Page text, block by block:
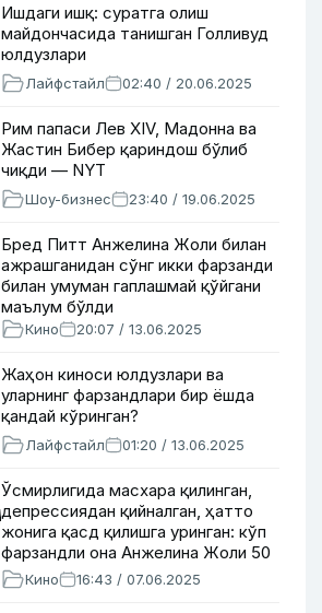
Ишдаги ишқ: суратга олиш
майдончасида танишган Голливуд
юлдузлари
Лайфстайл 02:40 / 20.06.2025
Рим папаси Лев XIV, Мадонна ва
Жастин Бибер қариндош бўлиб
чиқди — NYT
Шоу-бизнес 23:40 / 19.06.2025
Бред Питт Анжелина Жоли билан
ажрашганидан сўнг икки фарзанди
билан умуман гаплашмай қўйгани
маълум бўлди
Кино 20:07 / 13.06.2025
Жаҳон киноси юлдузлари ва
уларнинг фарзандлари бир ёшда
қандай кўринган?
Лайфстайл 01:20 / 13.06.2025
Ўсмирлигида масхара қилинган,
депрессиядан қийналган, ҳатто
жонига қасд қилишга уринган: кўп
фарзандли она Анжелина Жоли 50
ёшдаКино 16:43 / 07.06.2025